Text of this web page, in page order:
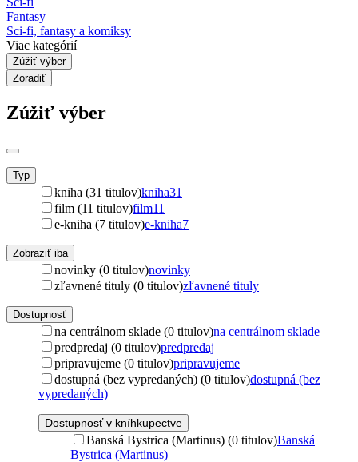
Fantasy
Sci-fi, fantasy a komiksy
Viac kategórií
Zúžiť výber
Zoradiť
Zúžiť výber
Typ
kniha (31 titulov)kniha31
film (11 titulov)film11
e-kniha (7 titulov)e-kniha7
Zobraziť iba
novinky (0 titulov)novinky
zľavnené tituly (0 titulov)zľavnené tituly
Dostupnosť
na centrálnom sklade (0 titulov)na centrálnom sklade
predpredaj (0 titulov)predpredaj
pripravujeme (0 titulov)pripravujeme
dostupná (bez vypredaných) (0 titulov)dostupná (bez
vypredaných)
Dostupnosť v kníhkupectve
Banská Bystrica (Martinus) (0 titulov)Banská
Bystrica (Martinus)